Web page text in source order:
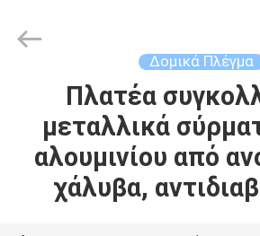
ΠΡΟΪΌΝΤΑ
ΠΕΡΊΠΟΥ
MFG
Δομικά Πλέγμα
Πλατέα
μεταλλικά
αλουμινίου από
χάλυβα,